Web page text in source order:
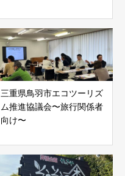
三重県鳥羽市エコツーリズ
ム推進協議会〜旅行関係者
向け〜